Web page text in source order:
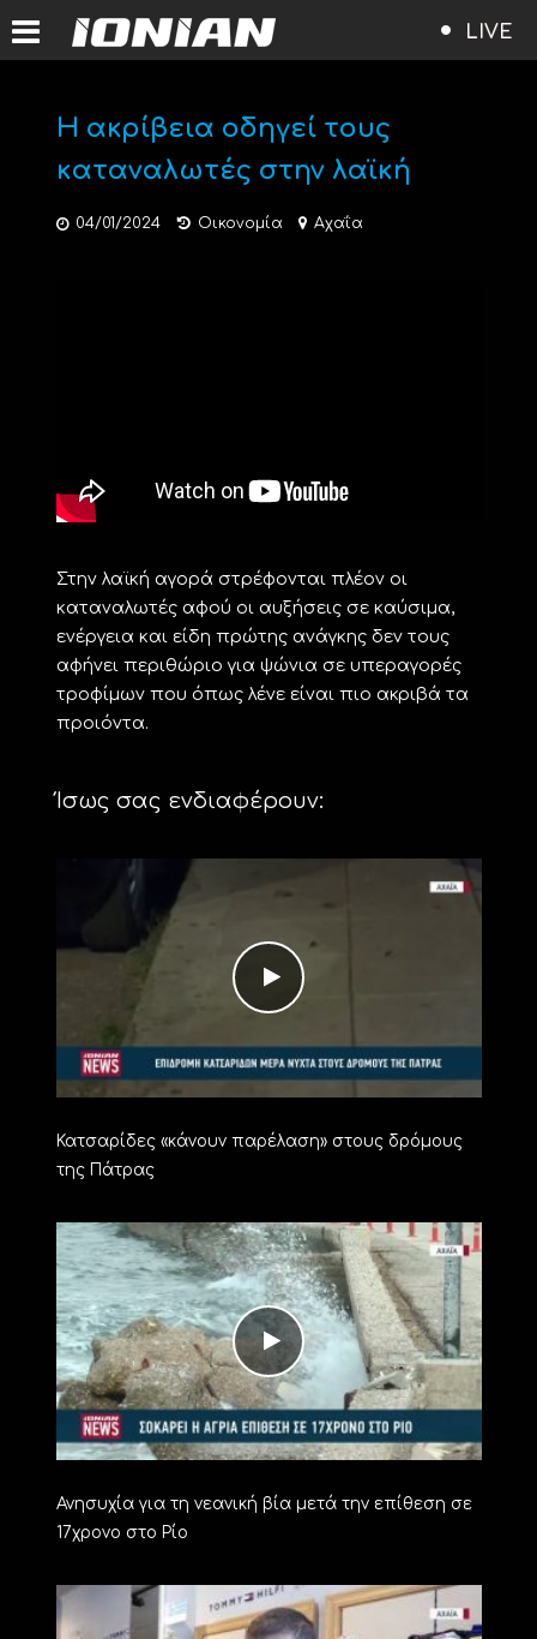
LIVE
Η ακρίβεια οδηγεί τους
καταναλωτές στην λαϊκή
04/01/2024 Οικονομία Αχαΐα
Στην λαϊκή αγορά στρέφονται πλέον οι
καταναλωτές αφού οι αυξήσεις σε καύσιμα,
ενέργεια και είδη πρώτης ανάγκης δεν τους
αφήνει περιθώριο για ψώνια σε υπεραγορές
τροφίμων που όπως λένε είναι πιο ακριβά τα
προιόντα.
Ίσως σας ενδιαφέρουν:
Κατσαρίδες «κάνουν παρέλαση» στους δρόμους
της Πάτρας
Ανησυχία για τη νεανική βία μετά την επίθεση σε
17χρονο στο Ρίο